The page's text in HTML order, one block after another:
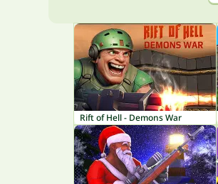
Rift of Hell - Demons War